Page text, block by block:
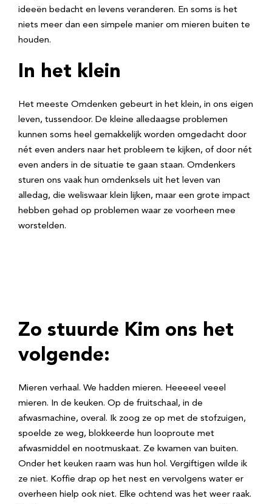
ideeën bedacht en levens veranderen. En soms is het
niets meer dan een simpele manier om mieren buiten te
houden.
In het klein
Het meeste Omdenken gebeurt in het klein, in ons eigen
leven, tussendoor. De kleine alledaagse problemen
kunnen soms heel gemakkelijk worden omgedacht door
nét even anders naar het probleem te kijken, of door nét
even anders in de situatie te gaan staan. Omdenkers
sturen ons vaak hun omdenksels uit het leven van
alledag, die weliswaar klein lijken, maar een grote impact
hebben gehad op problemen waar ze voorheen mee
worstelden.
Zo stuurde Kim ons het
volgende:
Mieren verhaal. We hadden mieren. Heeeeel veeel
mieren. In de keuken. Op de fruitschaal, in de
afwasmachine, overal. Ik zoog ze op met de stofzuigen,
spoelde ze weg, blokkeerde hun looproute met
afwasmiddel en nootmuskaat. Ze kwamen van buiten.
Onder het keuken raam was hun hol. Vergiftigen wilde ik
ze niet. Koffie drap op het nest en vervolgens water er
overheen hielp ook niet. Elke ochtend was het weer raak.